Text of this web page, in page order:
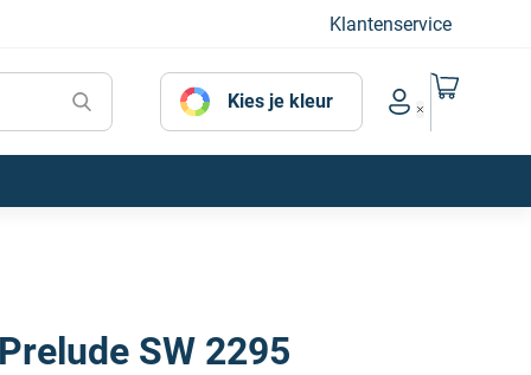
Klantenservice
Kies je kleur
Account menu
Naar mijn
SW 2295